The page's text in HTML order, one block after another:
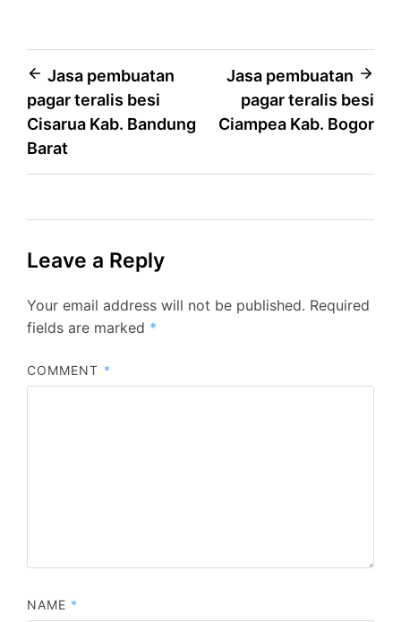
Post
navigation
Jasa pembuatan
pagar teralis besi
Cisarua Kab. Bandung
Barat
Jasa pembuatan
pagar teralis besi
Ciampea Kab. Bogor
Leave a Reply
Your email address will not be published. Required
fields are marked *
COMMENT *
NAME *